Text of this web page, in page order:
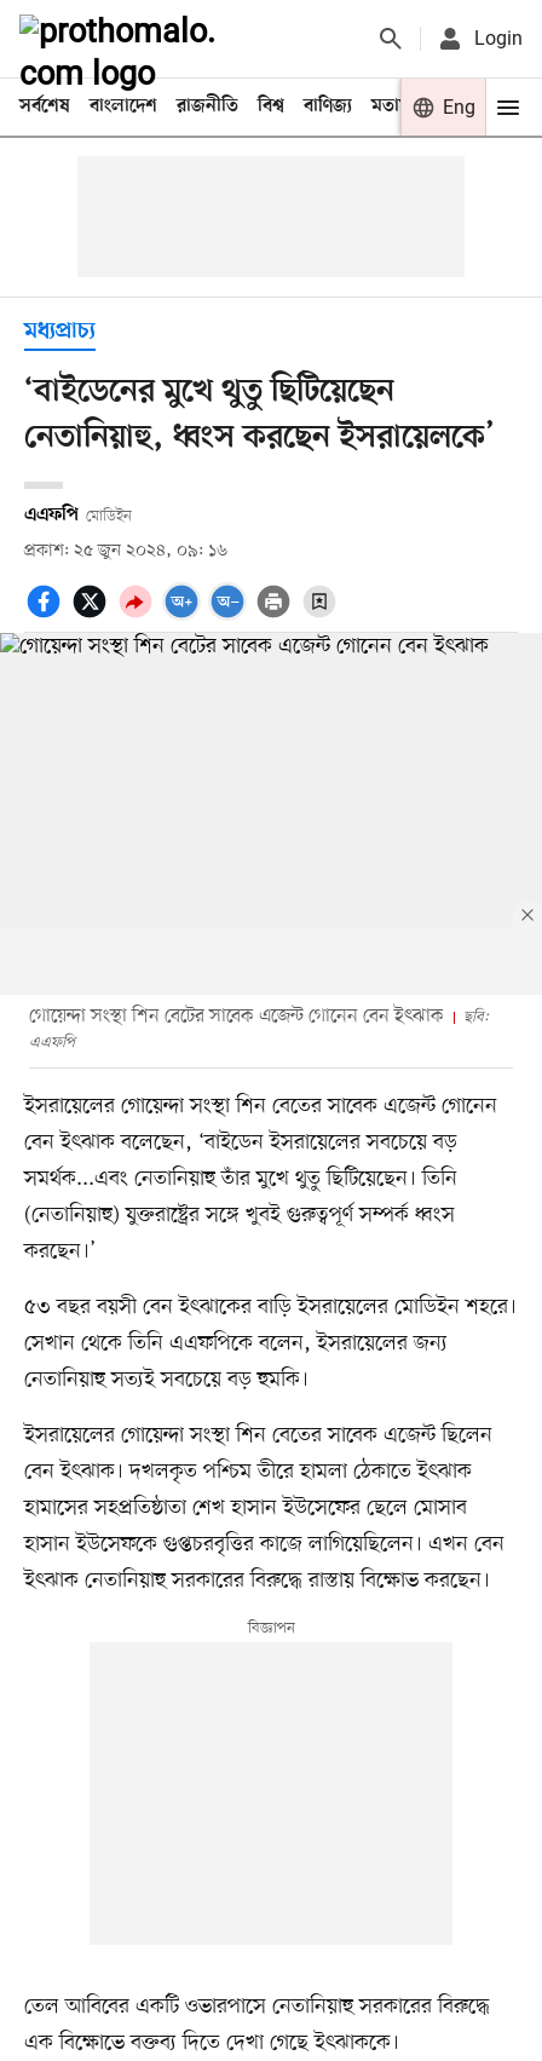
Login
সর্বশেষ বাংলাদেশ রাজনীতি বিশ্ব বাণিজ্য মতামত খেলা
Eng
মধ্যপ্রাচ্য
‘বাইডেনের মুখে থুতু ছিটিয়েছেন
নেতানিয়াহু, ধ্বংস করছেন ইসরায়েলকে’
এএফপি মোডিইন
প্রকাশ: ২৫ জুন ২০২৪, ০৯: ১৬
গোয়েন্দা সংস্থা শিন বেটের সাবেক এজেন্ট গোনেন বেন ইৎঝাক
ছবি:
এএফপি
ইসরায়েলের গোয়েন্দা সংস্থা শিন বেতের সাবেক এজেন্ট গোনেন
বেন ইৎঝাক বলেছেন, ‘বাইডেন ইসরায়েলের সবচেয়ে বড়
সমর্থক...এবং নেতানিয়াহু তাঁর মুখে থুতু ছিটিয়েছেন। তিনি
(নেতানিয়াহু) যুক্তরাষ্ট্রের সঙ্গে খুবই গুরুত্বপূর্ণ সম্পর্ক ধ্বংস
করছেন।’
৫৩ বছর বয়সী বেন ইৎঝাকের বাড়ি ইসরায়েলের মোডিইন শহরে।
সেখান থেকে তিনি এএফপিকে বলেন, ইসরায়েলের জন্য
নেতানিয়াহু সত্যই সবচেয়ে বড় হুমকি।
ইসরায়েলের গোয়েন্দা সংস্থা শিন বেতের সাবেক এজেন্ট ছিলেন
বেন ইৎঝাক। দখলকৃত পশ্চিম তীরে হামলা ঠেকাতে ইৎঝাক
হামাসের সহপ্রতিষ্ঠাতা শেখ হাসান ইউসেফের ছেলে মোসাব
হাসান ইউসেফকে গুপ্তচরবৃত্তির কাজে লাগিয়েছিলেন। এখন বেন
ইৎঝাক নেতানিয়াহু সরকারের বিরুদ্ধে রাস্তায় বিক্ষোভ করছেন।
তেল আবিবের একটি ওভারপাসে নেতানিয়াহু সরকারের বিরুদ্ধে
এক বিক্ষোভে বক্তব্য দিতে দেখা গেছে ইৎঝাককে।